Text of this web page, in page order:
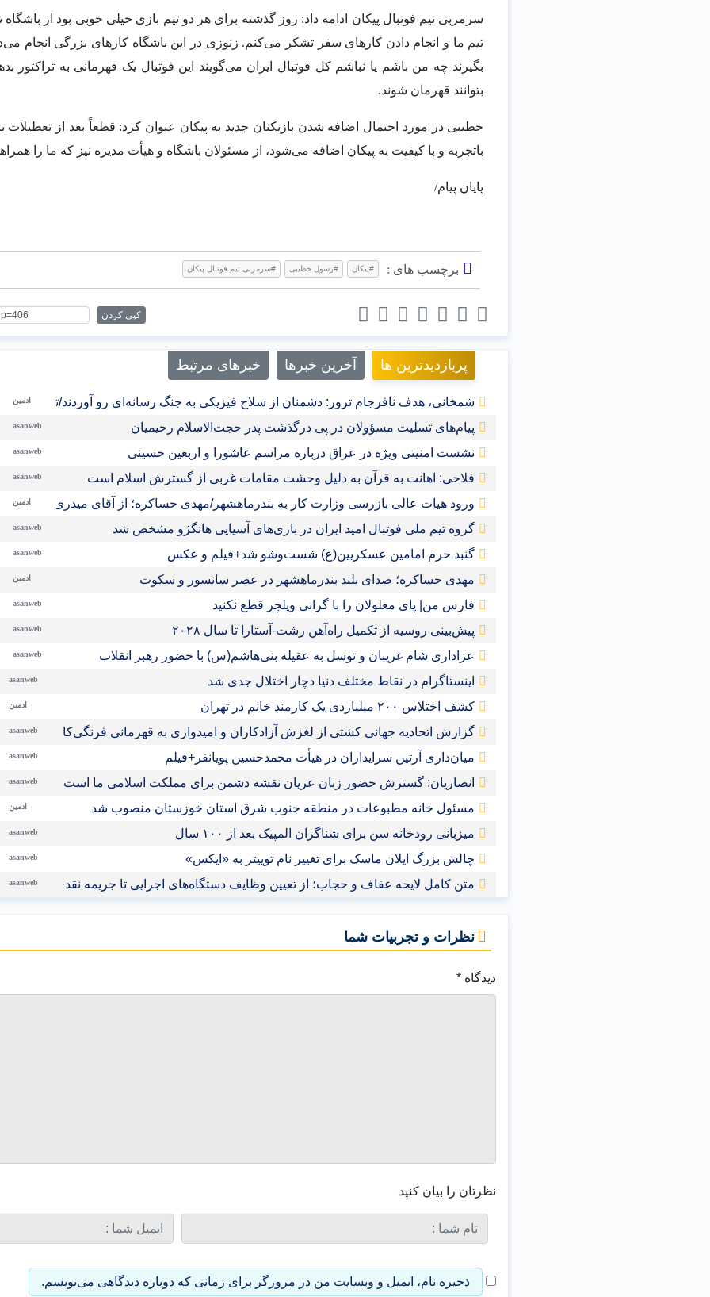
سرمربی تیم فوتبال پیکان ادامه داد: روز گذشته برای هر دو تیم بازی خیلی خوبی بود از
تیم ما و انجام‌ دادن کارهای سفر تشکر می‌کنم. زنوزی در این باشگاه کارهای بزرگی انجام
بگیرند چه من باشم یا نباشم کل فوتبال ایران می‌گویند این فوتبال یک قهرمانی به تراکتور
بتوانند قهرمان شوند.
خطیبی در مورد احتمال اضافه شدن بازیکنان جدید به پیکان عنوان کرد: قطعاً بعد از تعطیلات
باتجربه و با کیفیت به پیکان اضافه می‌شود، از مسئولان باشگاه و هیأت مدیره نیز که ما را
پایان پیام/
برچسب های : #پیکان #رسول خطیبی #سرمربی تیم فوتبال پیکان
کپی کردن
پربازدیدترین ها آخرین خبرها خبرهای مرتبط
ادمین شمخانی، هدف نافرجام ترور: دشمنان از سلاح فیزیکی به جنگ رسانه‌ای رو آوردند/
asanweb پیام‌های تسلیت مسؤولان در پی درگذشت پدر حجت‌الاسلام رحیمیان
asanweb نشست امنیتی ویژه در عراق درباره مراسم عاشورا و اربعین حسینی
asanweb فلاحی: اهانت به قرآن‌ به دلیل وحشت مقامات غربی از گسترش اسلام است
ادمینورود هیات عالی بازرسی وزارت کار به بندرماهشهر/مهدی حساکره؛ از آقای میدری تشکر
asanweb گروه تیم ملی فوتبال امید ایران در بازی‌های آسیایی هانگژو مشخص شد
asanweb گنبد حرم امامین عسکریین(ع) شست‌وشو شد+فیلم و عکس
ادمین مهدی حساکره؛ صدای بلند بندرماهشهر در عصر سانسور و سکوت
asanweb فارس من| پای معلولان را با گرانی ویلچر قطع نکنید
asanweb پیش‌بینی روسیه از تکمیل راه‌آهن رشت-آستارا تا سال ‌۲۰۲۸
asanweb عزاداری شام غریبان و توسل به عقیله بنی‌هاشم(س) با حضور رهبر انقلاب
asanweb اینستاگرام در نقاط مختلف دنیا دچار اختلال جدی شد
ادمین کشف اختلاس ۲۰۰ میلیاردی یک کارمند خانم در تهران
asanweb
گزارش اتحادیه جهانی کشتی از لغزش آزادکاران و امیدواری به قهرمانی فرنگی‌کاران نوجوان
asanweb میان‌داری آرتین سرایداران در هیأت محمدحسین پویانفر+فیلم
asanweb انصاریان: گسترش حضور زنان عریان نقشه دشمن برای مملکت اسلامی ما است
ادمین مسئول خانه مطبوعات در منطقه جنوب شرق استان خوزستان منصوب شد
asanweb میزبانی رودخانه سن برای شناگران المپیک بعد از ۱۰۰ سال
asanweb چالش بزرگ ایلان ماسک برای تغییر نام توییتر به «ایکس»
asanwebمتن کامل لایحه عفاف و حجاب؛ از تعیین وظایف دستگاه‌های اجرایی تا جریمه نقدی برای
نظرات و تجربیات شما
دیدگاه *
نظرتان را بیان کنید
ذخیره نام، ایمیل و وبسایت من در مرورگر برای زمانی که دوباره دیدگاهی می‌نویسم.